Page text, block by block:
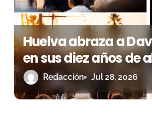
e
n
t
r
Huelva abraza a
en sus diez años de
Redacción Jul 28, 2026